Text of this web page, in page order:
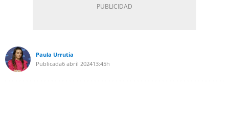
Paula Urrutia
Publicada6 abril 202413:45h